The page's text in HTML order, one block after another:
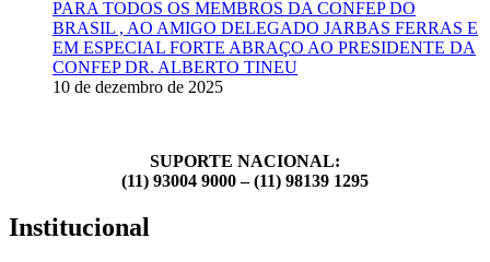
PARA TODOS OS MEMBROS DA CONFEP DO
BRASIL , AO AMIGO DELEGADO JARBAS FERRAS E
EM ESPECIAL FORTE ABRAÇO AO PRESIDENTE DA
CONFEP DR. ALBERTO TINEU
10 de dezembro de 2025
SUPORTE NACIONAL:
(11) 93004 9000 – (11) 98139 1295
Institucional